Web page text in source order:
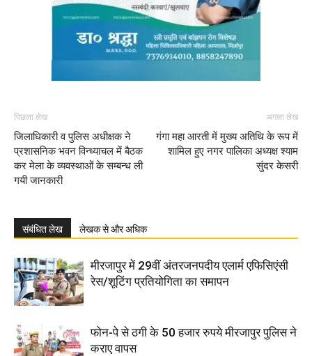
पिछला लेख
जिलाधिकारी व पुलिस अधीक्षक ने
प्रशासनिक भवन विन्ध्याचल में बैठक
कर मेला के व्यवस्थाओं के सम्बन्ध ली
गयी जानकारी
अगला लेख
गंगा महा आरती में मुख्य अतिथि के रूप में
शामिल हुए नगर पालिका अध्यक्ष श्याम
सुंदर केसरी
संबंधित लेख लेखक से और अधिक
मीरजापुर में 29वीं अंतरजनपदीय एलार्म एफिसिएंसी
रेस/शूटिंग प्रतियोगिता का समापन
फोन-पे से ठगी के 50 हजार रुपये मीरजापुर पुलिस ने
कराए वापस